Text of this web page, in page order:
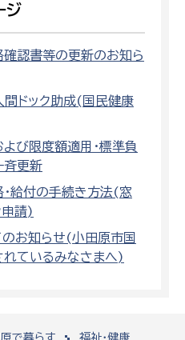
で暮らす
福祉・健康
ジ
認書等の更新のお知ら
ドック助成(国民健康
び限度額適用・標準負
斉更新
給付の手続き方法(窓
申請)
お知らせ(小田原市国
れているみなさまへ)